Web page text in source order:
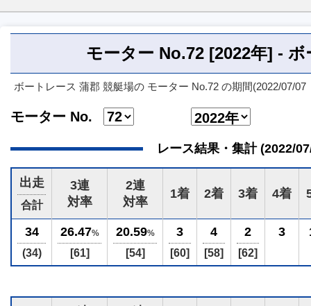
モーター No.72 [2022年] -
ボートレース 蒲郡 競艇場の モーター No.72 の期間(2022/07/
モーター No.
レース結果・集計 (2022/
出走
合計
3連
対率
2連
対率
1着 2着 3着 4着
34
(34)
26.47%
[61]
20.59%
[54]
3
[60]
4
[58]
2
[62]
3